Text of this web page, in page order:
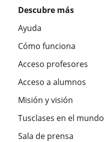
Descubre más
Ayuda
Cómo funciona
Acceso profesores
Acceso a alumnos
Misión y visión
Tusclases en el mundo
Sala de prensa